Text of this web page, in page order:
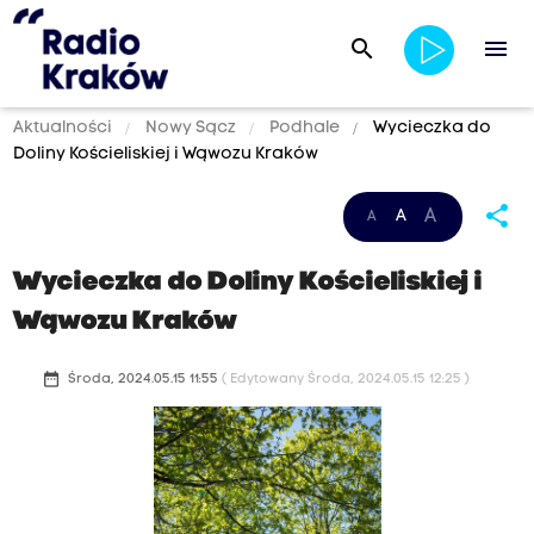
search menu
Aktualności Nowy Sącz Podhale
Wycieczka do
Doliny Kościeliskiej i Wąwozu Kraków
A A A share
Wycieczka do Doliny Kościeliskiej i
Wąwozu Kraków
date_range Środa, 2024.05.15 11:55 ( Edytowany Środa, 2024.05.15 12:25 )